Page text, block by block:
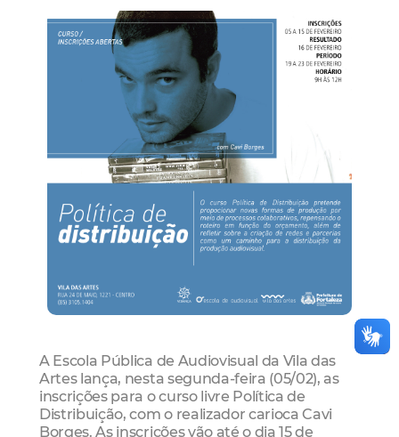
A Escola Pública de Audiovisual da Vila das
Artes lança, nesta segunda-feira (05/02), as
inscrições para o curso livre Política de
Distribuição, com o realizador carioca Cavi
Borges. As inscrições vão até o dia 15 de